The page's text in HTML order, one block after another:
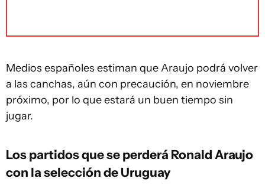
Medios españoles estiman que Araujo podrá volver
a las canchas, aún con precaución, en noviembre
próximo, por lo que estará un buen tiempo sin
jugar.
Los partidos que se perderá Ronald Araujo
con la selección de Uruguay